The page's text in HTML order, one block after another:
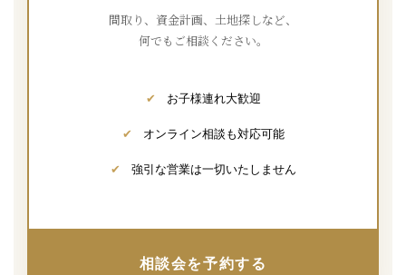
間取り、資金計画、土地探しなど、
何でもご相談ください。
✔ お子様連れ大歓迎
✔ オンライン相談も対応可能
✔ 強引な営業は一切いたしません
相談会を予約する